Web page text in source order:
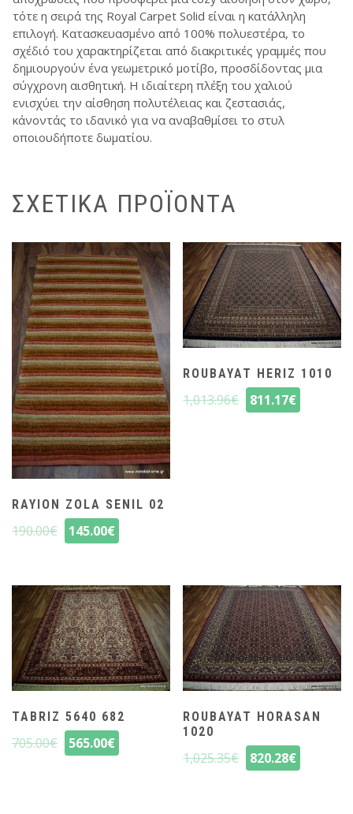
τότε η σειρά της Royal Carpet Solid είναι η κατάλληλη
επιλογή. Κατασκευασμένο από 100% πολυεστέρα, το
σχέδιό του χαρακτηρίζεται από διακριτικές γραμμές που
δημιουργούν ένα γεωμετρικό μοτίβο, προσδίδοντας μια
σύγχρονη αισθητική. Η ιδιαίτερη πλέξη του χαλιού
ενισχύει την αίσθηση πολυτέλειας και ζεστασιάς,
κάνοντάς το ιδανικό για να αναβαθμίσει το στυλ
οποιουδήποτε δωματίου.
ΣΧΕΤΙΚΆ ΠΡΟΪΌΝΤΑ
RAYION ZOLA SENIL 02
190.00€ 145.00€
ROUBAYAT HERIZ 1010
1,013.96€ 811.17€
TABRIZ 5640 682
705.00€ 565.00€
ROUBAYAT HORASAN
1020
1,025.35€ 820.28€